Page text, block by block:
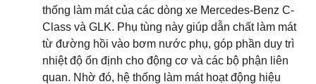
thống làm mát của các dòng xe Mercedes-Benz C-
Class và GLK. Phụ tùng này giúp dẫn chất làm mát
từ đường hồi vào bơm nước phụ, góp phần duy trì
nhiệt độ ổn định cho động cơ và các bộ phận liên
quan. Nhờ đó, hệ thống làm mát hoạt động hiệu